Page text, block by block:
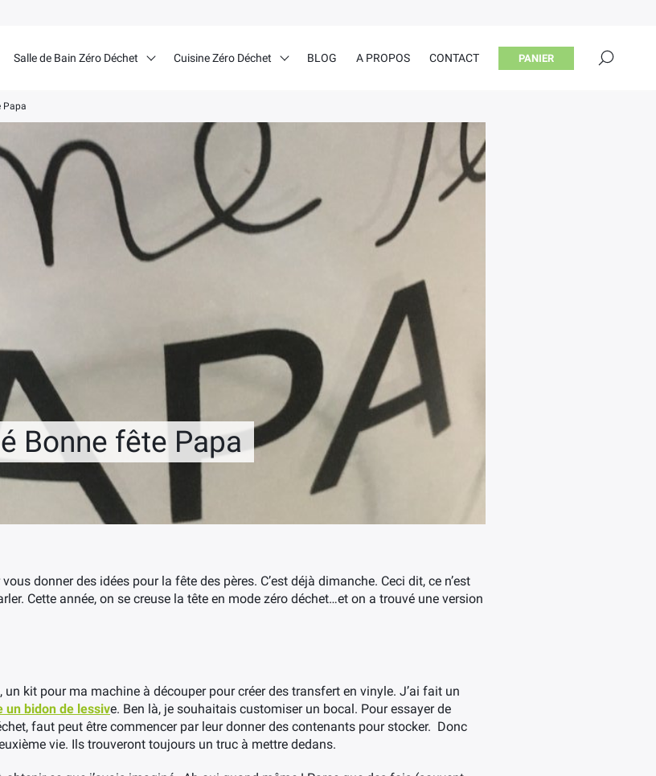
Bonne fête Papa
Papa
donner des idées pour la fête des pères. C’est déjà dimanche. Ceci dit, ce n’est
Cette année, on se creuse la tête en mode zéro déchet…et on a trouvé une version
kit pour ma machine à découper pour créer des transfert en vinyle. J’ai fait un
un bidon de lessive. Ben là, je souhaitais customiser un bocal. Pour essayer de
faut peut être commencer par leur donner des contenants pour stocker. Donc
vie. Ils trouveront toujours un truc à mettre dedans.
Salle de Bain Zéro Déchet Cuisine Zéro Déchet BLOG A PROPOS CONTACT PANIER